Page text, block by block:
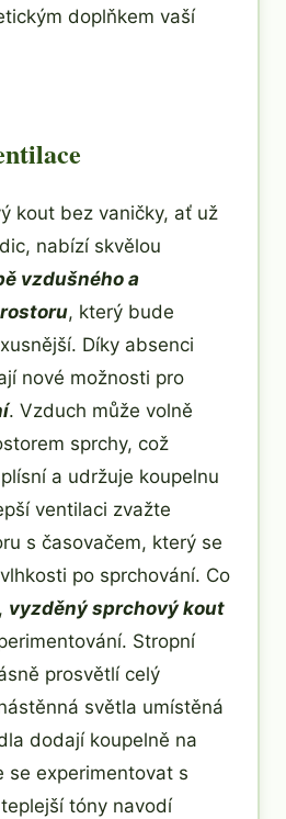
doplňkem vaší
kout bez vaničky, ať už
nabízí skvělou
vzdušného a
, který bude
Díky absenci
nové možnosti pro
. Vzduch může volně
sprchy, což
a udržuje koupelnu
ventilaci zvažte
s časovačem, který se
po sprchování. Co
vyzděný sprchový kout
Stropní
prosvětlí celý
světla umístěná
dodají koupelně na
se experimentovat s
tóny navodí